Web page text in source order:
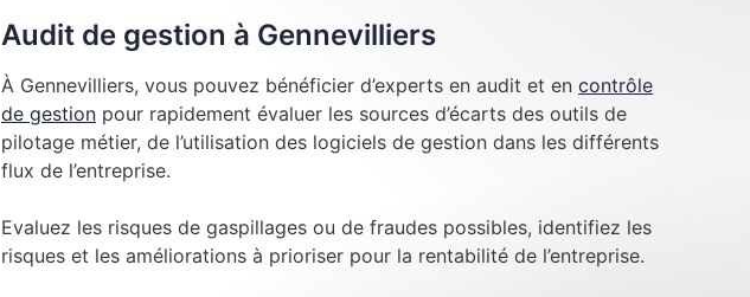
Audit de gestion à Gennevilliers
À Gennevilliers, vous pouvez bénéficier d’experts en audit et en contrôle
de gestion pour rapidement évaluer les sources d’écarts des outils de
pilotage métier, de l’utilisation des logiciels de gestion dans les différents
flux de l’entreprise.
Evaluez les risques de gaspillages ou de fraudes possibles, identifiez les
risques et les améliorations à prioriser pour la rentabilité de l’entreprise.